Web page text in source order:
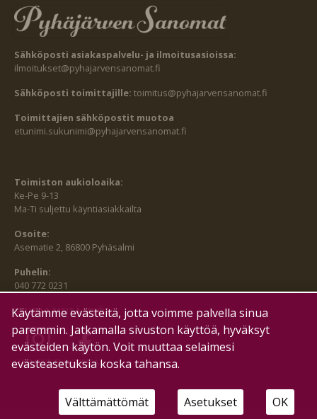
Sähköposti asiakaspalvelu- ja ilmoitusasioissa:
ilmoitukset@pyhajarvensanomat.fi
Sähköposti toimittajille: toimitus@pyhajarvensanomat.fi
Toimittajien sähköpostit muotoa
etunimi.sukunimi@pyhajarvensanomat.fi
Toimiston aukioloaika:
Ke-Pe 9-13
Ma-Ti suljettu käyntiasiakkailta
Osoite:
Asematie 2, 86800 Pyhäsalmi
Puhelin:
040 772 0231
SEURAA MEITÄ MYÖS:
HALLITSE EVÄSTEITÄ
Käytämme evästeitä, jotta voimme palvella sinua
paremmin. Jatkamalla sivuston käyttöä, hyväksyt
evästeiden käytön. Voit muuttaa selaimesi
evästeasetuksia koska tahansa.
Välttämättömät Asetukset OK